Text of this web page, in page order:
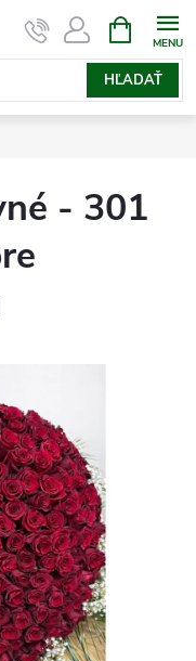
HĽADAŤ
KOŠÍK
- 301